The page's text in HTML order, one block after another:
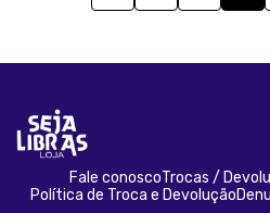
Fale conoscoTrocas /
Política de Troca e Devolução